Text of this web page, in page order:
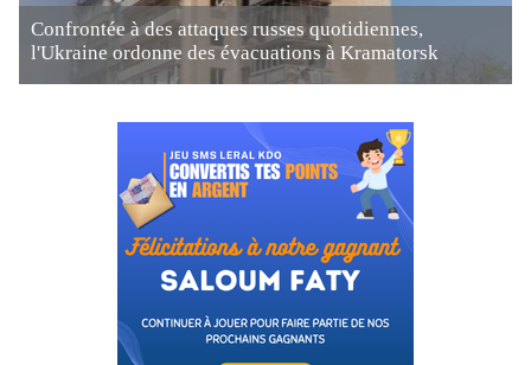
Confrontée à des attaques russes quotidiennes,
l'Ukraine ordonne des évacuations à Kramatorsk